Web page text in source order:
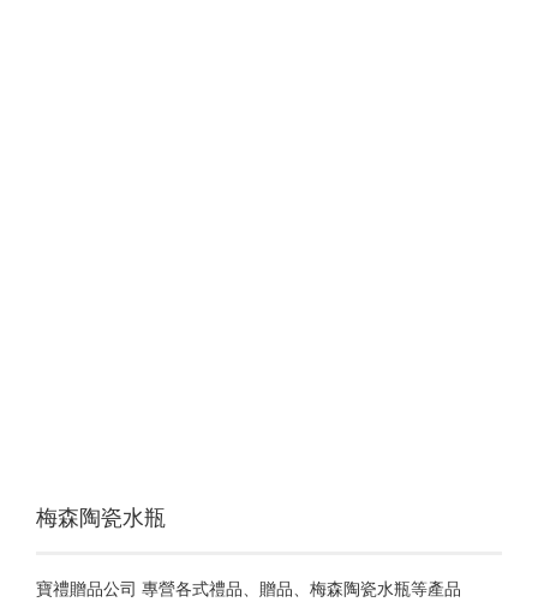
梅森陶瓷水瓶
寶禮贈品公司 專營各式禮品、贈品、梅森陶瓷水瓶等產品